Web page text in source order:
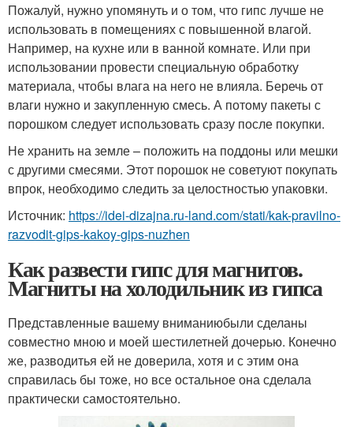
Пожалуй, нужно упомянуть и о том, что гипс лучше не
использовать в помещениях с повышенной влагой.
Например, на кухне или в ванной комнате. Или при
использовании провести специальную обработку
материала, чтобы влага на него не влияла. Беречь от
влаги нужно и закупленную смесь. А потому пакеты с
порошком следует использовать сразу после покупки.
Не хранить на земле – положить на поддоны или мешки
с другими смесями. Этот порошок не советуют покупать
впрок, необходимо следить за целостностью упаковки.
Источник: https://idei-dizajna.ru-land.com/stati/kak-pravilno-
razvodit-gips-kakoy-gips-nuzhen
Как развести гипс для магнитов.
Магниты на холодильник из гипса
Представленные вашему вниманиюбыли сделаны
совместно мною и моей шестилетней дочерью. Конечно
же, разводитья ей не доверила, хотя и с этим она
справилась бы тоже, но все остальное она сделала
практически самостоятельно.